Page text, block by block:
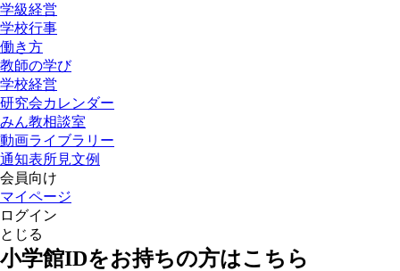
学級経営
学校行事
働き方
教師の学び
学校経営
研究会カレンダー
みん教相談室
動画ライブラリー
通知表所見文例
会員向け
マイページ
ログイン
とじる
小学館IDをお持ちの方はこちら